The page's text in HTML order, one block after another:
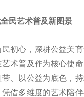
民艺术普及新图景
心，深耕公益美育
术普及作为核心使命
、以公益为底色，
凭借多维度的艺术陪